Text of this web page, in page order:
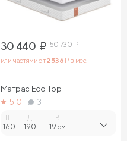
30 440 ₽ 50 730₽
или частями от2 536₽ в мес.
Матрас Eco Top
5.0
3
160 -
Д.
190 -
В.
19 см.